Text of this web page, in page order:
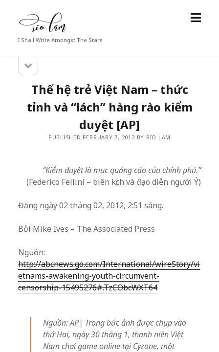
Rio
Lam
I Shall Write Amongst The Stars
open
Sidebarsidebar
Thế hệ trẻ Việt Nam – thức
tỉnh và “lách” hàng rào kiểm
duyệt [AP]
PUBLISHED FEBRUARY 7, 2012 BY RIO LAM
“Kiểm duyệt là mục quảng cáo của chính phủ.”
(Federico Fellini – biên kịch và đạo diễn người Ý)
Đăng ngày 02 tháng 02, 2012, 2:51 sáng.
Bởi Mike Ives – The Associated Press
Nguồn:
http://abcnews.go.com/International/wireStory/vi
etnams-awakening-youth-circumvent-
censorship-15495276#.TzCObcWXT64
Nguồn: AP| Trong bức ảnh được chụp vào
thứ Hai, ngày 30 tháng 1, thanh niên Việt
Nam chơi game online tại Cyzone, một